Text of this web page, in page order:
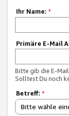
Ihr Name: *
Primäre E-Mail
Bitte gib die E-
Solltest Du noch
Betreff: *
Bitte wähle